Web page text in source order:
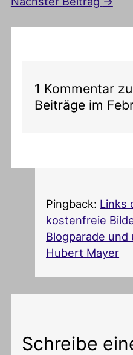
1 Kommentar
Beiträge im
Pingback: Links
kostenfreie
Blogparade und
Hubert Mayer
Schreibe